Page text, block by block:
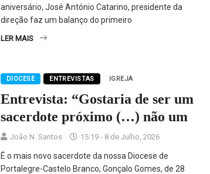
aniversário, José António Catarino, presidente da
direção faz um balanço do primeiro
LER MAIS
DIOCESE ENTREVISTAS IGREJA
Entrevista: “Gostaria de ser um
sacerdote próximo (…) não um
João N. Santos 15:19 - 8 de Julho, 2026
É o mais novo sacerdote da nossa Diocese de
Portalegre-Castelo Branco, Gonçalo Gomes, de 28